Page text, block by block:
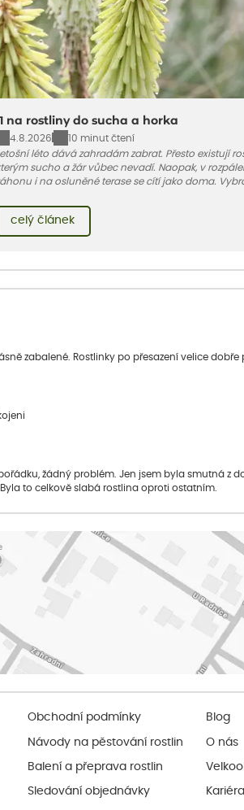
na rostliny do sucha a horka
4.8.2026
10 minut čtení
léto dává zahradám zabrat. Přesto existují
sucho a žár vůbec nevadí. Naopak, v
i na osluněné terase se cítí jako doma.
bez pravidelné zálivky. Pojďme se podívat, které
celý článek
zabalené. Rostlinky po přesazení velice dobře
žádný problém. Jen jsem byla smutná z
to celkově slabá rostlina oproti ostatním.
Obchodní podmínky
Návody na pěstování rostlin
Balení a přeprava rostlin
Sledování objednávky
Blog
O nás
Kariéra